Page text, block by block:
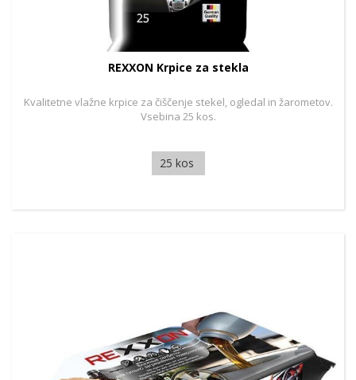
REXXON Krpice za stekla
Kvalitetne vlažne krpice za čiščenje stekel, ogledal in žarometov.
Vsebina 25 kos.
25 kos